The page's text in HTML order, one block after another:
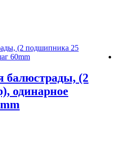
балюстрады, (2
одинарное